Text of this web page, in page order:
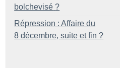
bolchevisé ?
Répression : Affaire du
8 décembre, suite et fin ?